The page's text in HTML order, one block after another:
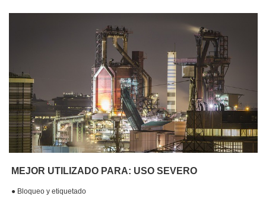
MEJOR UTILIZADO PARA: USO SEVERO
● Bloqueo y etiquetado